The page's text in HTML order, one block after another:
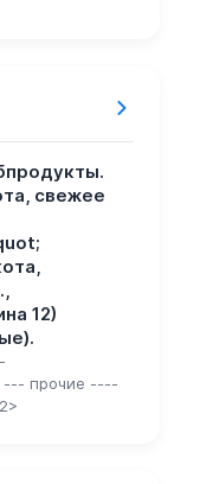
свежее
12)
--- прочие ----